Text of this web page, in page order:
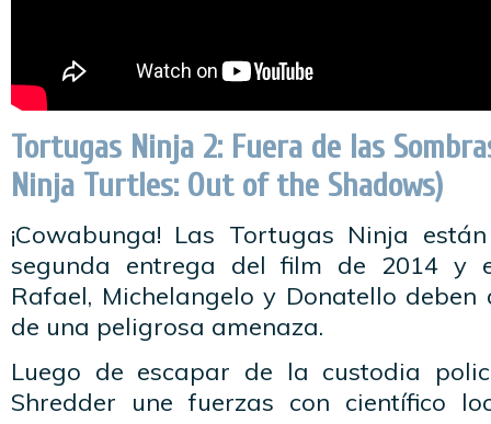
Tortugas Ninja 2: Fuera de las
Ninja Turtles: Out of the Shadows)
¡Cowabunga! Las Tortugas Ninja
segunda entrega del film de 2014 y
Rafael, Michelangelo y Donatello
de una peligrosa amenaza.
Luego de escapar de la custodia
Shredder une fuerzas con científico